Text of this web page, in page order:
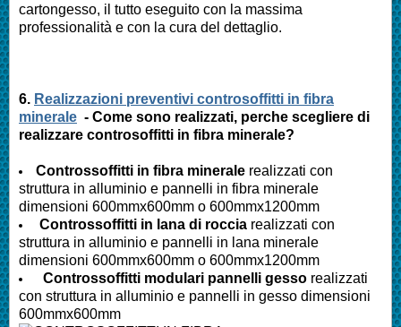
cartongesso, il tutto eseguito con la massima
professionalità e con la cura del dettaglio.
6. Realizzazioni preventivi controsoffitti in fibra
minerale - Come sono realizzati, perche scegliere di
realizzare controsoffitti in fibra minerale?
Controssoffitti in fibra minerale realizzati con
struttura in alluminio e pannelli in fibra minerale
dimensioni 600mmx600mm o 600mmx1200mm
Controssoffitti in lana di roccia realizzati con
struttura in alluminio e pannelli in lana minerale
dimensioni 600mmx600mm o 600mmx1200mm
Controssoffitti modulari pannelli gesso realizzati
con struttura in alluminio e pannelli in gesso dimensioni
600mmx600mm